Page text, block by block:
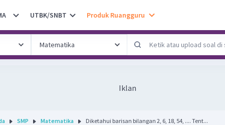
UTBK/SNBT Produk Ruangguru
Iklan
SMP Matematika Diketahui barisan bilangan 2, 6, 18, 54, .... Tent...